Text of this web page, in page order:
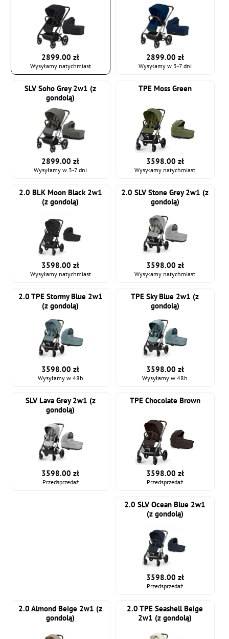
2899.00 zł
Wysyłamy natychmiast
2899.00 zł
Wysyłamy w 3-7 dni
SLV Soho Grey 2w1 (z
gondolą)
2899.00 zł
Wysyłamy w 3-7 dni
TPE Moss Green
3598.00 zł
Wysyłamy natychmiast
2.0 BLK Moon Black 2w1
(z gondolą)
3598.00 zł
Wysyłamy natychmiast
2.0 SLV Stone Grey 2w1 (z
gondolą)
3598.00 zł
Wysyłamy natychmiast
2.0 TPE Stormy Blue 2w1
(z gondolą)
3598.00 zł
Wysyłamy w 48h
TPE Sky Blue 2w1 (z
gondolą)
3598.00 zł
Wysyłamy w 48h
SLV Lava Grey 2w1 (z
gondolą)
3598.00 zł
Przedsprzedaż
TPE Chocolate Brown
3598.00 zł
Przedsprzedaż
2.0 SLV Ocean Blue 2w1
(z gondolą)
3598.00 zł
Przedsprzedaż
2.0 Almond Beige 2w1 (z
gondolą)
2.0 TPE Seashell Beige
2w1 (z gondolą)